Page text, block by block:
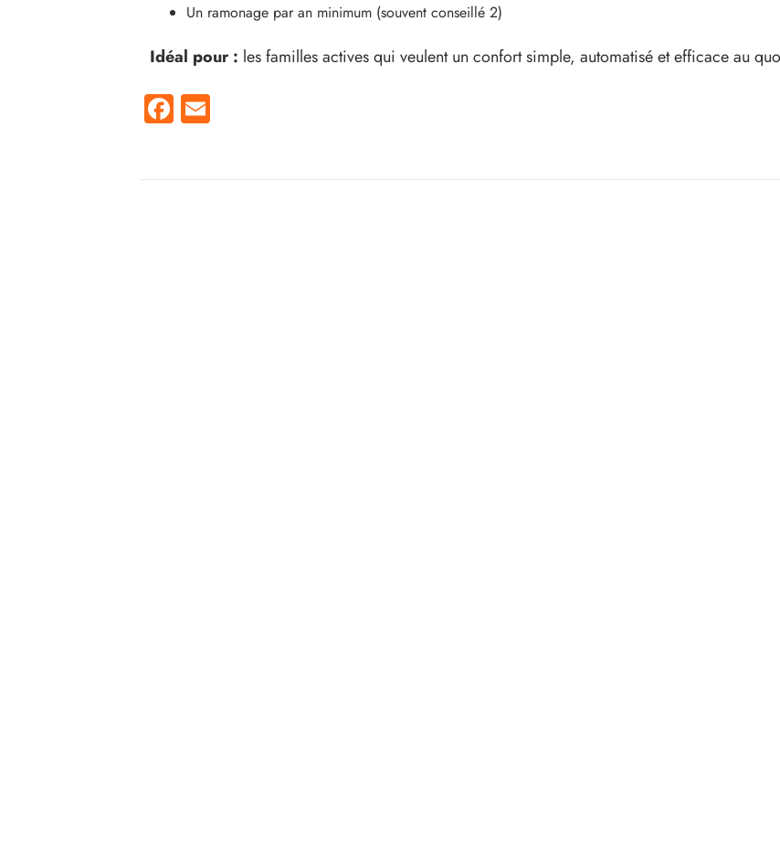
Un ramonage par an minimum (souvent conseillé 2)
Idéal pour : les familles actives qui veulent un confort simple, automatisé et efficace au
Facebook
Email